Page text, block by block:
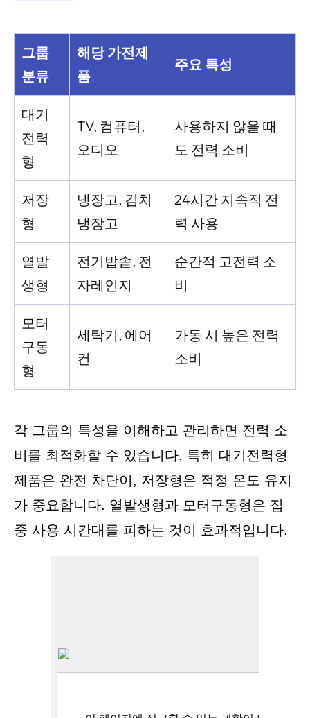
그룹
분류
해당 가전제
품
주요 특성
대기
전력
형
TV, 컴퓨터,
오디오
사용하지 않을 때
도 전력 소비
저장
형
냉장고, 김치
냉장고
24시간 지속적 전
력 사용
열발
생형
전기밥솥, 전
자레인지
순간적 고전력 소
비
모터
구동
형
세탁기, 에어
컨
가동 시 높은 전력
소비
각 그룹의 특성을 이해하고 관리하면 전력 소
비를 최적화할 수 있습니다. 특히 대기전력형
제품은 완전 차단이, 저장형은 적정 온도 유지
가 중요합니다. 열발생형과 모터구동형은 집
중 사용 시간대를 피하는 것이 효과적입니다.